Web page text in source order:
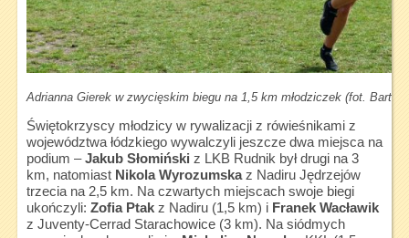
Adrianna Gierek w zwycięskim biegu na 1,5 km młodziczek (fot.
Świętokrzyscy młodzicy w rywalizacji z rówieśnikami z
województwa łódzkiego wywalczyli jeszcze dwa miejsca na
podium –Jakub Słomiński z LKB Rudnik był drugi na 3
km, natomiast Nikola Wyrozumskaz Nadiru Jędrzejów
trzecia na 2,5 km. Na czwartych miejscach swoje biegi
ukończyli: Zofia Ptakz Nadiru (1,5 km) i Franek Wacławik
z Juventy-Cerrad Starachowice (3 km). Na siódmych